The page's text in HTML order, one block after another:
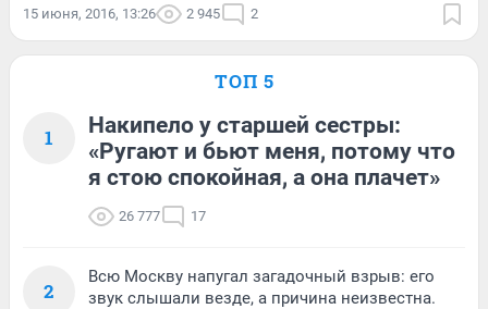
15 июня, 2016, 13:26 2 945 2
ТОП 5
1
Накипело у старшей сестры:
«Ругают и бьют меня, потому что
я стою спокойная, а она плачет»
26 777 17
2
Всю Москву напугал загадочный взрыв: его
звук слышали везде, а причина неизвестна.